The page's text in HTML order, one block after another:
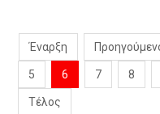
Έναρξη
5 6 7 8
Τέλος